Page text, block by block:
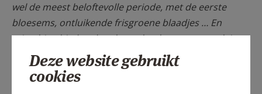
wel de meest beloftevolle periode, met de eerste
bloesems, ontluikende frisgroene blaadjes … En
misschien bieden de tulpen al wel een spectaculair
kleurenfestival. Wist je dat er voor deze
voorjaarsbloeiers in 1637 waanzinnige bedragen
werden neergeteld? Tot een jaarloon of de prijs van
Deze website gebruikt
cookies